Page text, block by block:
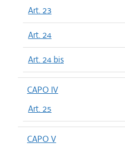
Art. 23
Art. 24
Art. 24 bis
CAPO IV
Art. 25
CAPO V